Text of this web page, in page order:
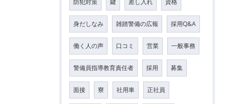
防犯対策 鍵 差し入れ 資格
身だしなみ 雑踏警備の広報 採用Q&A
働く人の声 口コミ 営業 一般事務
警備員指導教育責任者 採用 募集
面接 寮 社用車 正社員